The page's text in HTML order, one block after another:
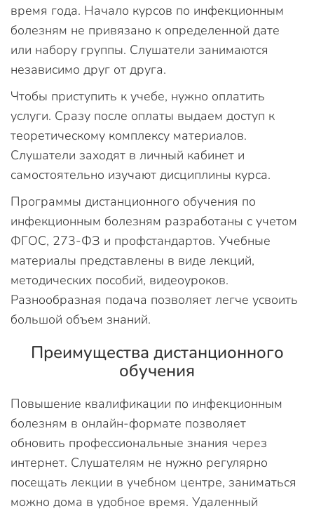
время года. Начало курсов по инфекционным
болезням не привязано к определенной дате
или набору группы. Слушатели занимаются
независимо друг от друга.
Чтобы приступить к учебе, нужно оплатить
услуги. Сразу после оплаты выдаем доступ к
теоретическому комплексу материалов.
Слушатели заходят в личный кабинет и
самостоятельно изучают дисциплины курса.
Программы дистанционного обучения по
инфекционным болезням разработаны с учетом
ФГОС, 273-ФЗ и профстандартов. Учебные
материалы представлены в виде лекций,
методических пособий, видеоуроков.
Разнообразная подача позволяет легче усвоить
большой объем знаний.
Преимущества дистанционного
обучения
Повышение квалификации по инфекционным
болезням в онлайн-формате позволяет
обновить профессиональные знания через
интернет. Слушателям не нужно регулярно
посещать лекции в учебном центре, заниматься
можно дома в удобное время. Удаленный